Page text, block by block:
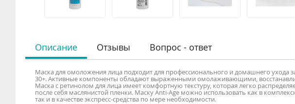
Описание
Маска для омоложения лица подходит для профессионального и домашнего ухода
30+. Активные компоненты обладают выраженными омолаживающими,
Маска с ретинолом для лица имеет комфортную текстуру, которая легко
после себя маслянистой пленки. Маску Anti-Age можно использовать как в
так и в качестве экспресс-средства по мере необходимости.
Отзывы Вопрос - ответ